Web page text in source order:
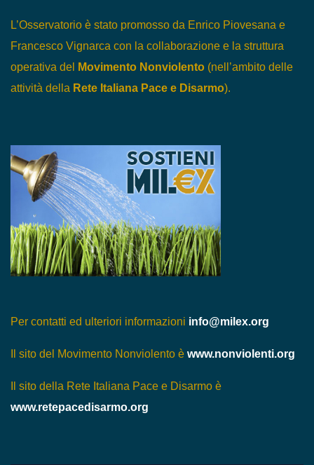
L’Osservatorio è stato promosso da Enrico Piovesana e
Francesco Vignarca con la collaborazione e la struttura
operativa del
Movimento Nonviolento (nell’ambito delle
attività della Rete Italiana Pace e Disarmo).
Per contatti ed ulteriori informazioni info@milex.org
Il sito del Movimento Nonviolento è www.nonviolenti.org
Il sito della Rete Italiana Pace e Disarmo è
www.retepacedisarmo.org